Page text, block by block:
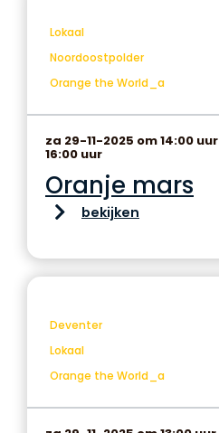
Lokaal
Noordoostpolder
Orange the World_a
za 29-11-2025 om 14:00 uur
16:00 uur
Oranje mars
bekijken
Deventer
Lokaal
Orange the World_a